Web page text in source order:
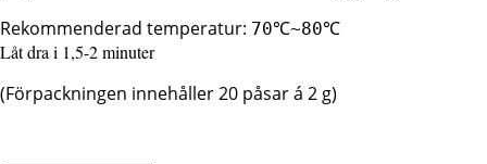
Rekommenderad temperatur: 70℃~80℃
Låt dra i 1,5-2 minuter
(Förpackningen innehåller 20 påsar á 2 g)